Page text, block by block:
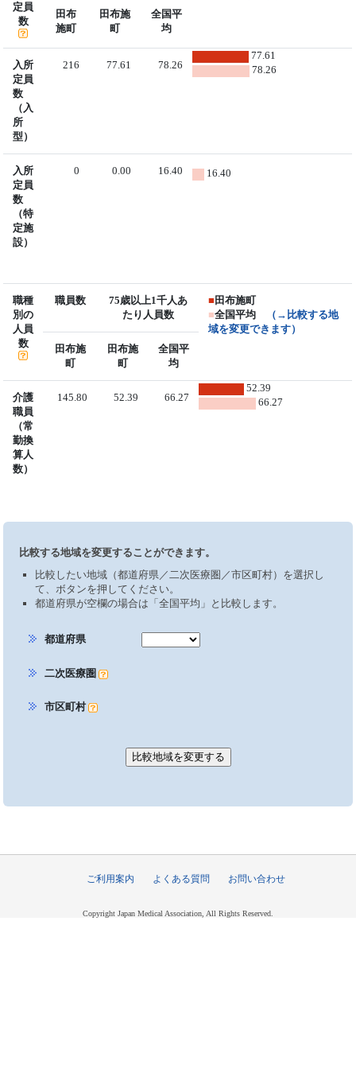
定員
数
田布
施町
田布施
町
全国平
均
入所
定員
数
（入
所
型）
216 77.61 78.26
77.61
78.26
入所
定員
数
（特
定施
設）
0 0.00 16.40 16.40
職種
別の
人員
数
職員数
75歳以上1千人あ
たり人員数
■ 田布施町
■全国平均
（→比較する地
域を変更できます）
田布施
町
田布施
町
全国平
均
介護
職員
（常
勤換
算人
数）
145.80 52.39 66.27
52.39
66.27
比較する地域を変更することができます。
比較したい地域（都道府県／二次医療圏／市区町村）を選択し
て、ボタンを押してください。
都道府県が空欄の場合は「全国平均」と比較します。
都道府県
二次医療圏
市区町村
ご利用案内 よくある質問 お問い合わせ
Copyright Japan Medical Association, All Rights Reserved.